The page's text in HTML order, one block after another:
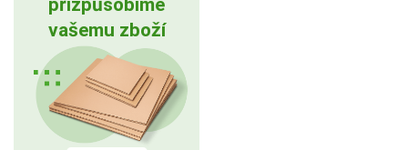
přizpůsobíme
vašemu zboží